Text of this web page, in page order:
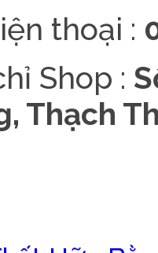
thoại :
Shop :
Thạch